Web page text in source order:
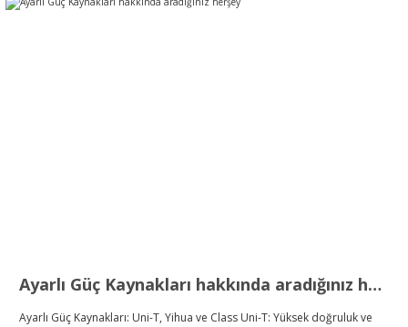
Ayarlı Güç Kaynakları hakkında aradığınız herşey
Ayarlı Güç Kaynakları: Uni-T, Yihua ve Class Uni-T: Yüksek doğruluk ve